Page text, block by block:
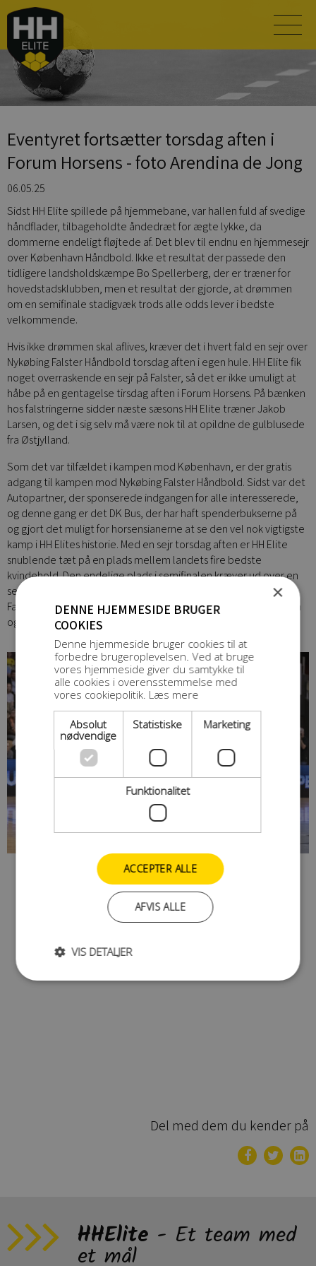
Eventyret fortsætter torsdag aften i
Forum Horsens - foto Arendina de Jong
06.05.25
Sidst HH Elite spillede på hjemmebane, var hallen fuld af svedige
håndflader, tilbageholdte åndedræt for ægte lykke, da
dommerne endeligt fløjtede af. Det blev til endnu en hjemmesejr
over København Håndbold. Ikke et resultat der passede den
tidligere landsholdskæmpe Bo Spellerberg, der er træner for
hovedstadsklubben, men et resultat der gjorde, at drømmen
om en semifinale stadigvæk trods alle odds lever i bedste
velkommende.
Hvis ikke drømmen skal aflives, kræver det i hvert fald en sejr over
Nykøbing Falster Håndbold torsdag aften i egen hule. HH Elite fik
noget overraskende en sejr på Falster, så det er ikke umuligt at
håbe på en gentagelse tirsdag aften i Forum Horsens. På bænken
hos falstringerne sidder næste sæsons HH Elite træner Jakob
Larsen, og det i sig selv må være nok til at opildne de gulblusede
fra Østjylland.
Som det var tilfældet i kampen mod København, er der gratis
adgang til kampen mod Nykøbing Falster Håndbold. Sidst var det
Autopartner, der sponserede indgangen for alle interesserede,
og denne gang er det DK Bus, der har haft spenderbukserne på
og gjort det muligt for horsensianerne at se den vel nok vigtigste
kamp i HH Elites historie. Med en sejr torsdag aften er HH Elite
snublende tæt på en plads mellem landets fire bedste
kvindehold. Den endelige plads i semifinalen kræver ud over en
sejr mod NFH også, at København sætter point til, enten på
Falster eller i sæsonens sidste kamp hjemme mod HH Elite. Kom
og hjælp Ronni Boys tropper på vejen mod at blive historiske.
Del med dem du kender på
HHElite - Et team med
et mål
×
DENNE HJEMMESIDE BRUGER
COOKIES
Denne hjemmeside bruger cookies til at
forbedre brugeroplevelsen. Ved at bruge
vores hjemmeside giver du samtykke til
alle cookies i overensstemmelse med
vores cookiepolitik. Læs mere
Absolut
nødvendige
Statistiske Marketing
Funktionalitet
ACCEPTER ALLE
AFVIS ALLE
VIS DETALJER